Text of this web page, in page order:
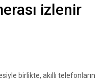
izlenir
birlikte, akıllı telefonların